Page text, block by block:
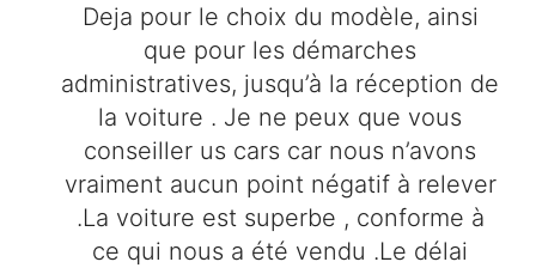
Deja pour le choix du modèle, ainsi
que pour les démarches
administratives, jusqu’à la réception de
la voiture . Je ne peux que vous
conseiller us cars car nous n’avons
vraiment aucun point négatif à relever
.La voiture est superbe , conforme à
ce qui nous a été vendu .Le délai